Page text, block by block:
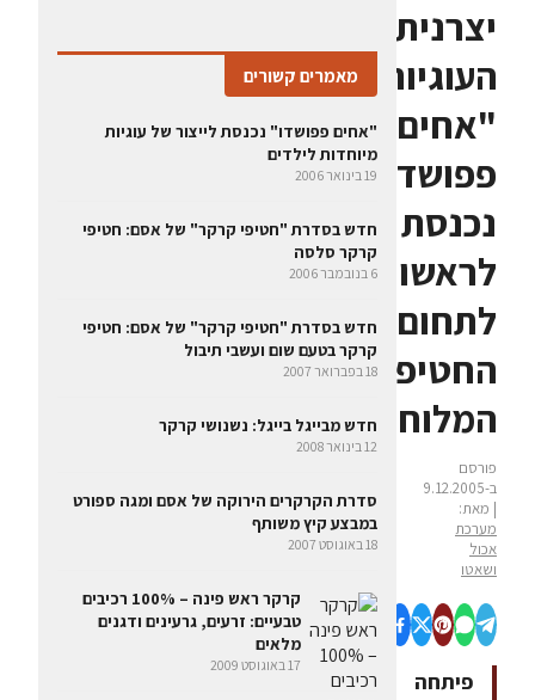
יצרנית
העוגיות
"אחים
פפושדו"
נכנסת
לראשונה
לתחום
החטיפים
המלוחים
פורסם
ב-9.12.2005
| מאת:
מערכת
אכול
ושאטו
פיתחה
מאמרים קשורים
"אחים פפושדו" נכנסת לייצור של עוגיות
מיוחדות לילדים
19 בינואר 2006
חדש בסדרת "חטיפי קרקר" של אסם: חטיפי
קרקר סלסה
6 בנובמבר 2006
חדש בסדרת "חטיפי קרקר" של אסם: חטיפי
קרקר בטעם שום ועשבי תיבול
18 בפברואר 2007
חדש מבייגל בייגל: נשנושי קרקר
12 בינואר 2008
סדרת הקרקרים הירוקה של אסם ומגה ספורט
במבצע קיץ משותף
18 באוגוסט 2007
קרקר ראש פינה – 100% רכיבים
טבעיים: זרעים, גרעינים ודגנים
מלאים
17 באוגוסט 2009